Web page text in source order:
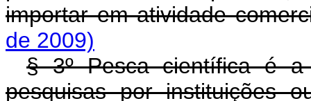
importar em atividade
de 2009)
§ 3º Pesca científica é a
pesquisas por instituições